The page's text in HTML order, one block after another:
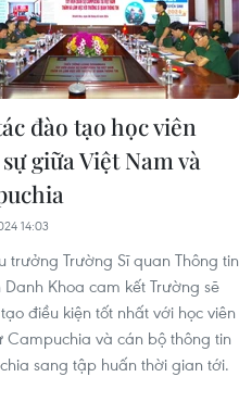
đào tạo học viên
giữa Việt Nam và
14:03
trưởng Trường Sĩ quan Thông tin
Danh Khoa cam kết Trường sẽ
điều kiện tốt nhất với học viên
Campuchia và cán bộ thông tin
sang tập huấn thời gian tới.